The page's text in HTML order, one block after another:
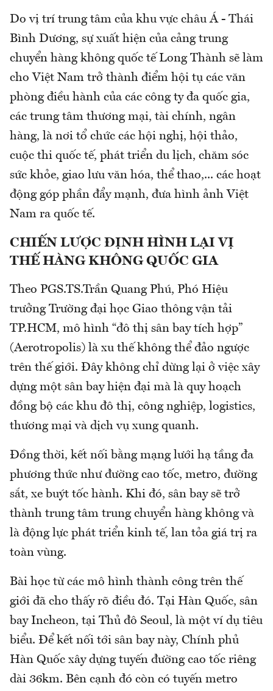
Do vị trí trung tâm của khu vực châu Á - Thái
Bình Dương, sự xuất hiện của cảng trung
chuyển hàng không quốc tế Long Thành sẽ làm
cho Việt Nam trở thành điểm hội tụ các văn
phòng điều hành của các công ty đa quốc gia,
các trung tâm thương mại, tài chính, ngân
hàng, là nơi tổ chức các hội nghị, hội thảo,
cuộc thi quốc tế, phát triển du lịch, chăm sóc
sức khỏe, giao lưu văn hóa, thể thao,... các hoạt
động góp phần đẩy mạnh, đưa hình ảnh Việt
Nam ra quốc tế.
CHIẾN LƯỢC ĐỊNH HÌNH LẠI VỊ
THẾ HÀNG KHÔNG QUỐC GIA
Theo PGS.TS.Trần Quang Phú, Phó Hiệu
trưởng Trường đại học Giao thông vận tải
TP.HCM, mô hình “đô thị sân bay tích hợp”
(Aerotropolis) là xu thế không thể đảo ngược
trên thế giới. Đây không chỉ dừng lại ở việc xây
dựng một sân bay hiện đại mà là quy hoạch
đồng bộ các khu đô thị, công nghiệp, logistics,
thương mại và dịch vụ xung quanh.
Đồng thời, kết nối bằng mạng lưới hạ tầng đa
phương thức như đường cao tốc, metro, đường
sắt, xe buýt tốc hành. Khi đó, sân bay sẽ trở
thành trung tâm trung chuyển hàng không và
là động lực phát triển kinh tế, lan tỏa giá trị ra
toàn vùng.
Bài học từ các mô hình thành công trên thế
giới đã cho thấy rõ điều đó. Tại Hàn Quốc, sân
bay Incheon, tại Thủ đô Seoul, là một ví dụ tiêu
biểu. Để kết nối tới sân bay này, Chính phủ
Hàn Quốc xây dựng tuyến đường cao tốc riêng
dài 36km. Bên cạnh đó còn có tuyến metro